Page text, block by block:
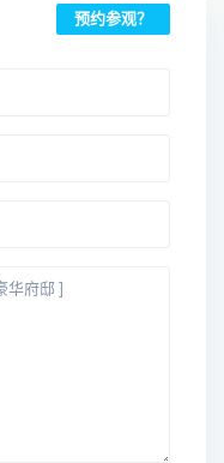
预约参观？